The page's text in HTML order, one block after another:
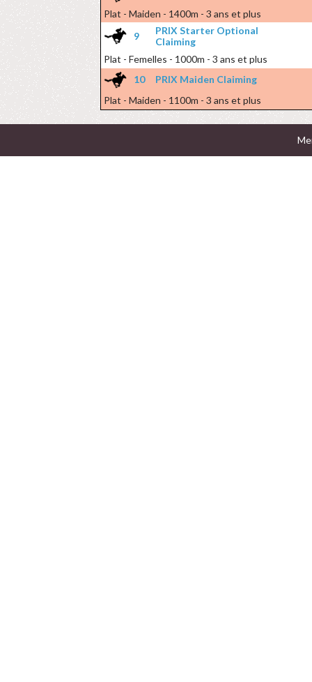
Plat - Maiden - 1400m - 3 ans et plus
9
PRIX Starter Optional
Claiming
Plat - Femelles - 1000m - 3 ans et plus
10
PRIX Maiden Claiming
Plat - Maiden - 1100m - 3 ans et plus